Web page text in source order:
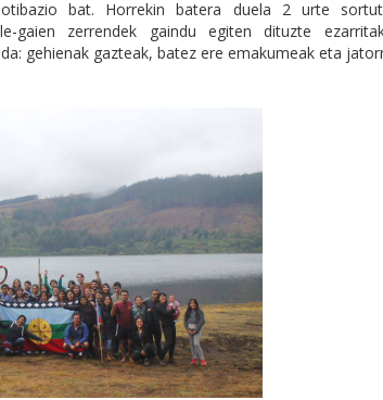
bat. Horrekin batera duela 2 urte
gaien zerrendek gaindu egiten dituzte
gehienak gazteak, batez ere emakumeak eta